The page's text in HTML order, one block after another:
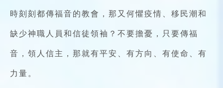
時刻刻都傳福音的教會，那又何懼疫情、移民潮和
缺少神職人員和信徒領袖？不要擔憂，只要傳福
音，領人信主，那就有平安、有方向、有使命、有
力量。